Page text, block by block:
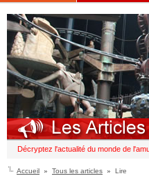
Décryptez l'actualité du monde de
Accueil Tous les articles Lire